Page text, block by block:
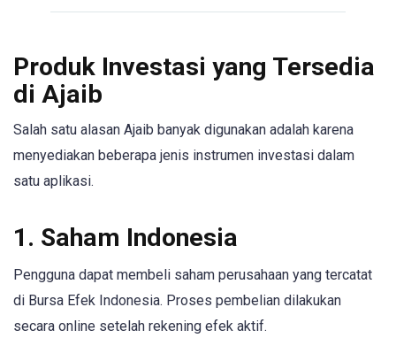
Produk Investasi yang Tersedia
di Ajaib
Salah satu alasan Ajaib banyak digunakan adalah karena
menyediakan beberapa jenis instrumen investasi dalam
satu aplikasi.
1. Saham Indonesia
Pengguna dapat membeli saham perusahaan yang tercatat
di Bursa Efek Indonesia. Proses pembelian dilakukan
secara online setelah rekening efek aktif.